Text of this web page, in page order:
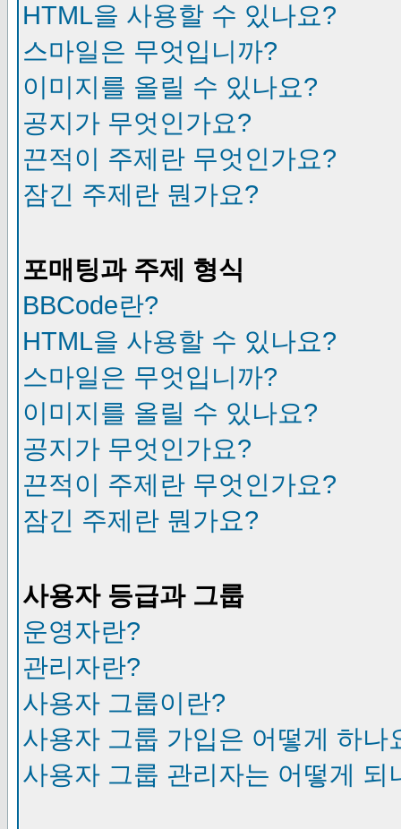
HTML을 사용할 수 있나요?
스마일은 무엇입니까?
이미지를 올릴 수 있나요?
공지가 무엇인가요?
끈적이 주제란 무엇인가요?
잠긴 주제란 뭔가요?
포매팅과 주제 형식
BBCode란?
HTML을 사용할 수 있나요?
스마일은 무엇입니까?
이미지를 올릴 수 있나요?
공지가 무엇인가요?
끈적이 주제란 무엇인가요?
잠긴 주제란 뭔가요?
사용자 등급과 그룹
운영자란?
관리자란?
사용자 그룹이란?
사용자 그룹 가입은 어떻게 하나
사용자 그룹 관리자는 어떻게 되